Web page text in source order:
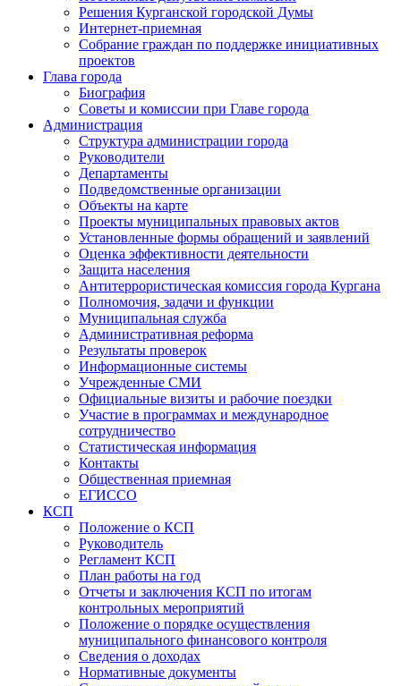
Решения Курганской городской Думы
Интернет-приемная
Собрание граждан по поддержке инициативных
проектов
Глава города
Биография
Советы и комиссии при Главе города
Администрация
Структура администрации города
Руководители
Департаменты
Подведомственные организации
Объекты на карте
Проекты муниципальных правовых актов
Установленные формы обращений и заявлений
Оценка эффективности деятельности
Защита населения
Антитеррористическая комиссия города Кургана
Полномочия, задачи и функции
Муниципальная служба
Административная реформа
Результаты проверок
Информационные системы
Учрежденные СМИ
Официальные визиты и рабочие поездки
Участие в программах и международное
сотрудничество
Статистическая информация
Контакты
Общественная приемная
ЕГИССО
КСП
Положение о КСП
Руководитель
Регламент КСП
План работы на год
Отчеты и заключения КСП по итогам
контрольных мероприятий
Положение о порядке осуществления
муниципального финансового контроля
Сведения о доходах
Нормативные документы